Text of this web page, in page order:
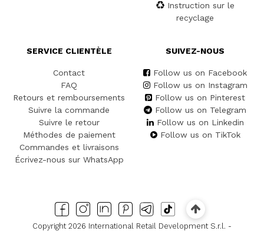
Instruction sur le
recyclage
SERVICE CLIENTÈLE
Contact
FAQ
Retours et remboursements
Suivre la commande
Suivre le retour
Méthodes de paiement
Commandes et livraisons
Écrivez-nous sur WhatsApp
SUIVEZ-NOUS
Follow us on Facebook
Follow us on Instagram
Follow us on Pinterest
Follow us on Telegram
Follow us on Linkedin
Follow us on TikTok
Copyright 2026 International Retail Development S.r.l. -